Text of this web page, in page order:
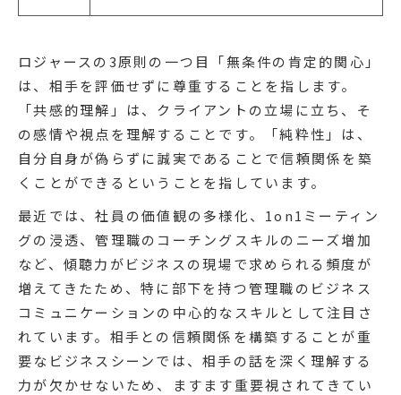
ロジャースの3原則の一つ目「無条件の肯定的関心」
は、相手を評価せずに尊重することを指します。
「共感的理解」は、クライアントの立場に立ち、そ
の感情や視点を理解することです。「純粋性」は、
自分自身が偽らずに誠実であることで信頼関係を築
くことができるということを指しています。
最近では、社員の価値観の多様化、1on1ミーティン
グの浸透、管理職のコーチングスキルのニーズ増加
など、傾聴力がビジネスの現場で求められる頻度が
増えてきたため、特に部下を持つ管理職のビジネス
コミュニケーションの中心的なスキルとして注目さ
れています。相手との信頼関係を構築することが重
要なビジネスシーンでは、相手の話を深く理解する
力が欠かせないため、ますます重要視されてきてい